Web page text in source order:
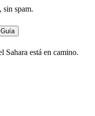
sin spam.
Sahara está en camino.